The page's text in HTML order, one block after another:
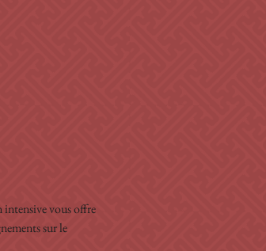
intensive vous offre
sur le